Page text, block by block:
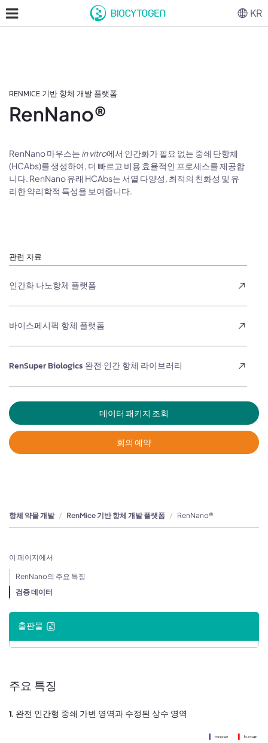
RENMICE 기반 항체 개발 플랫폼
RenNano®
RenNano 마우스는 in vitro에서 인간화가 필요 없는 중쇄 단항체
(HCAbs)를 생성하여, 더 빠르고 비용 효율적인 프로세스를 제공합
니다. RenNano 유래 HCAbs는 서열 다양성, 최적의 친화성 및 유
리한 약리학적 특성을 보여줍니다.
관련 자료
인간화 나노항체 플랫폼
바이스페시픽 항체 플랫폼
RenSuper Biologics 완전 인간 항체 라이브러리
데이터 패키지 조회
회의 예약
항체 약물 개발 RenMice 기반 항체 개발 플랫폼 RenNano®
이 페이지에서
RenNano의 주요 특징
검증 데이터
출판물
주요 특징
1. 완전 인간형 중쇄 가변 영역과 수정된 상수 영역
KR